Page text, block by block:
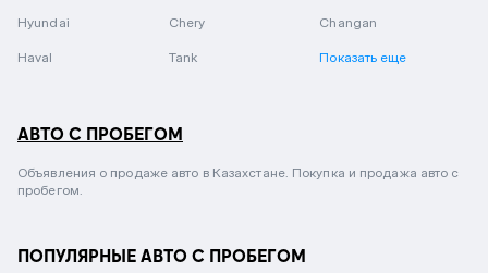
Hyundai Chery Changan
Haval Tank Показать еще
АВТО С ПРОБЕГОМ
Объявления о продаже авто в Казахстане. Покупка и продажа авто с
пробегом.
ПОПУЛЯРНЫЕ АВТО С ПРОБЕГОМ